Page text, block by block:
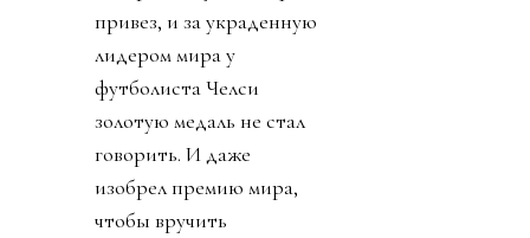
привез, и за украденную
лидером мира у
футболиста Челси
золотую медаль не стал
говорить. И даже
изобрел премию мира,
чтобы вручить